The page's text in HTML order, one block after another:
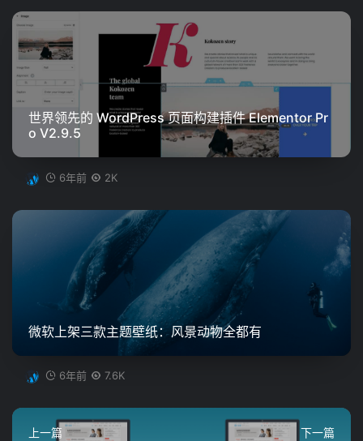
世界领先的 WordPress 页面构建插件 Elementor Pr
o V2.9.5
6年前 2K
微软上架三款主题壁纸：风景动物全都有
6年前 7.6K
上一篇 下一篇